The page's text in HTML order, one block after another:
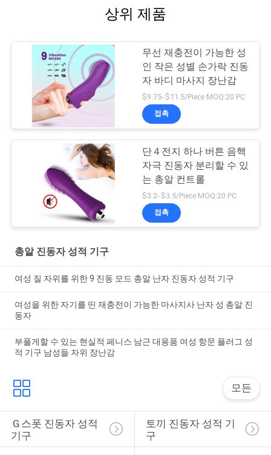
상위 제품
무선 재충전이 가능한 성
인 작은 성별 손가락 진동
자 바디 마사지 장난감
$9.75- $11.5/Piece MOQ:20 PC
접촉
단４전지 하나 버튼 음핵
자극 진동자 분리할 수 있
는 총알 컨트롤
$3.2- $3.5/Piece MOQ:20 PC
접촉
총알 진동자 성적 기구
여성 질 자위를 위한 9 진동 모드 총알 난자 진동자 성적 기구
여성을 위한 자기를 띤 재충전이 가능한 마사지사 난자 성 총알 진
동자
부풀게할 수 있는 현실적 페니스 남근 대용품 여성 항문 플러그 성
적 기구 남성들 자위 장난감
모든
Ｇ스폿 진동자 성적
기구
토끼 진동자 성적 기
구